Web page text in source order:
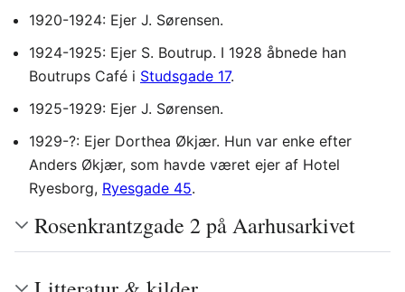
1920-1924: Ejer J. Sørensen.
1924-1925: Ejer S. Boutrup. I 1928 åbnede han
Boutrups Café i Studsgade 17.
1925-1929: Ejer J. Sørensen.
1929-?: Ejer Dorthea Økjær. Hun var enke efter
Anders Økjær, som havde været ejer af Hotel
Ryesborg, Ryesgade 45.
Rosenkrantzgade 2 på Aarhusarkivet